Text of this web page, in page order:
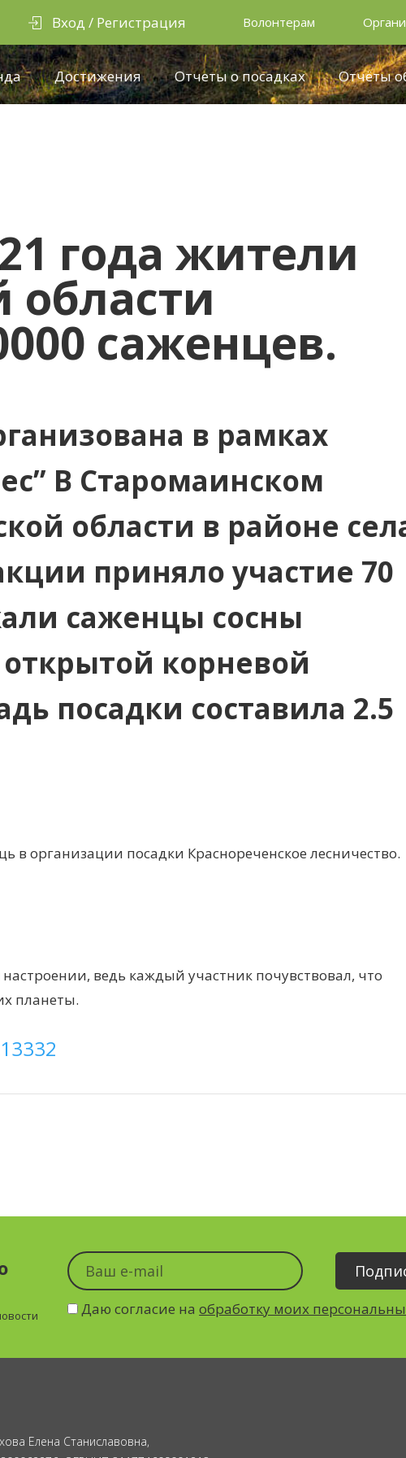
Вход / Регистрация Волонтерам
Достижения Отчеты о посадках Отчёты
года жители
области
саженцев.
в рамках
В Старомаинском
области в районе
приняло участие 70
саженцы сосны
корневой
посадки составила 2.5
в организации посадки Краснореченское лесничество.
ведь каждый участник почувствовал, что
планеты.
Даю согласие наобработку моих
Елена Станиславовна,